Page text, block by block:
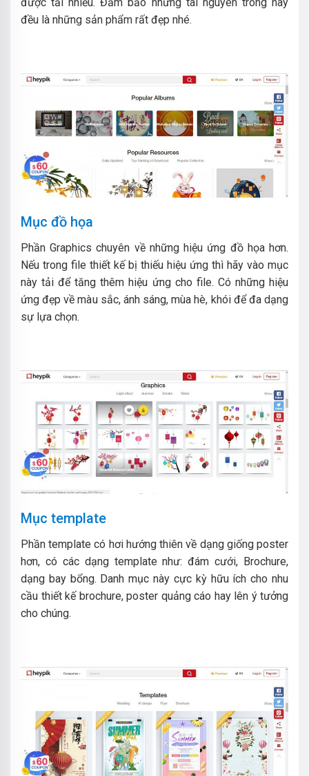
đều là những sản phẩm rất đẹp nhé.
Mục đồ họa
Phần Graphics chuyên về những hiệu ứng đồ họa hơn.
Nếu trong file thiết kế bị thiếu hiệu ứng thì hãy vào mục
này tải để tăng thêm hiệu ứng cho file. Có những hiệu
ứng đẹp về màu sắc, ánh sáng, mùa hè, khói để đa dạng
sự lựa chọn.
Mục template
Phần template có hơi hướng thiên về dạng giống poster
hơn, có các dạng template như: đám cưới, Brochure,
dạng bay bổng. Danh mục này cực kỳ hữu ích cho nhu
cầu thiết kế brochure, poster quảng cáo hay lên ý tưởng
cho chúng.